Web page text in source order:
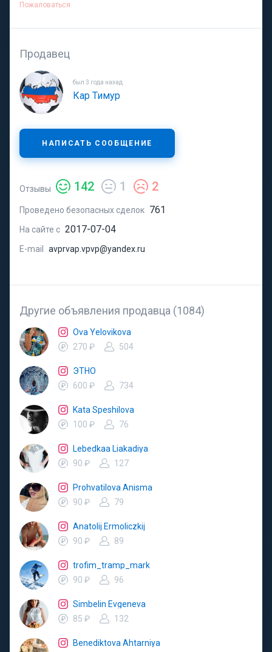
Пожаловаться
Продавец
был 3 года назад
Кар Тимур
НАПИСАТЬ СООБЩЕНИЕ
Отзывы 142 1 2
Проведено безопасных сделок 761
На сайте с 2017-07-04
E-mail avprvap.vpvp@yandex.ru
Другие объявления продавца (1084)
Ova Yelovikova
270 ₽
504
ЭТНО
600 ₽
734
Kata Speshilova
100 ₽
76
Lebedkaa Liakadiya
90 ₽
127
Prohvatilova Anisma
90 ₽
79
Anatolij Ermoliczkij
90 ₽
89
trofim_tramp_mark
90 ₽
96
Simbelin Evgeneva
85 ₽
132
Benediktova Ahtarniya